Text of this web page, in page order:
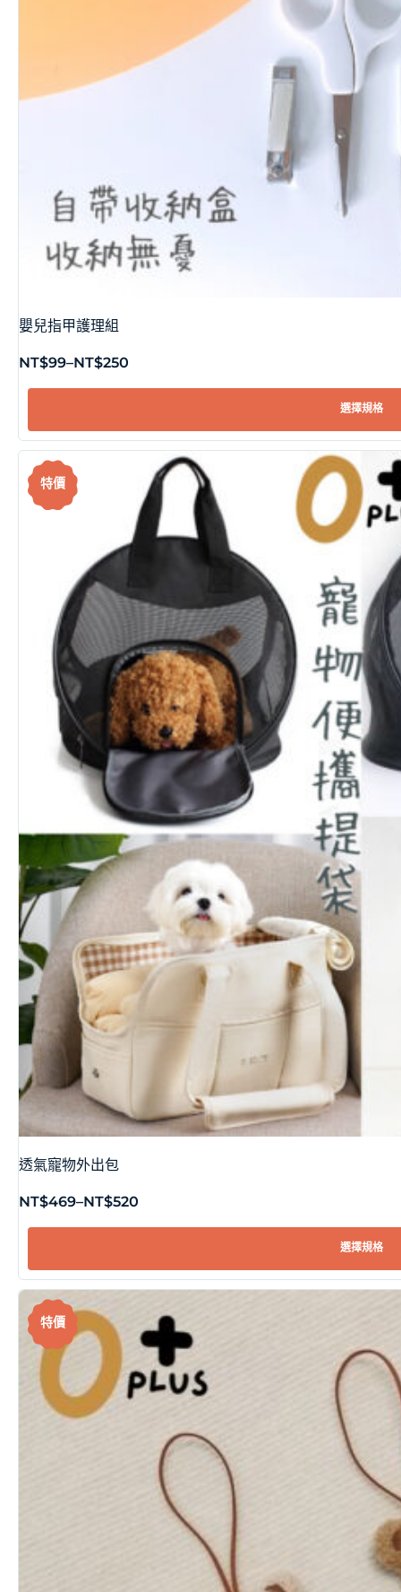
嬰兒指甲護理組
NT$99–NT$250
選擇規格
特價
透氣寵物外出包
NT$469–NT$520
選擇規格
特價